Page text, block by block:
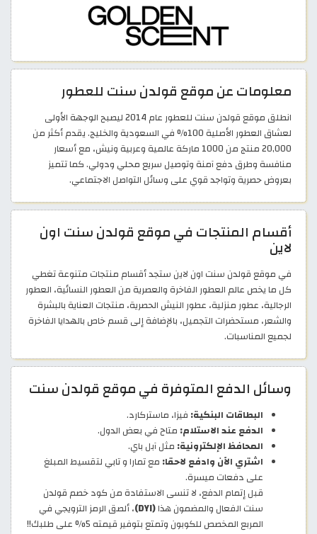
معلومات عن موقع قولدن سنت للعطور
انطلق موقع قولدن سنت للعطور عام 2014 ليصبح الوجهة الأولى
لعشاق العطور الأصلية 100% في السعودية والخليج. يقدم أكثر من
20,000 منتج من 1000 ماركة عالمية وعربية ونيش، مع أسعار
منافسة وطرق دفع آمنة وتوصيل سريع محلي ودولي. كما تتميز
بعروض حصرية وتواجد قوي على وسائل التواصل الاجتماعي.
أقسام المنتجات في موقع قولدن سنت اون
لاين
في موقع قولدن سنت اون لاين ستجد أقسام منتجات متنوعة تغطي
كل ما يخص عالم العطور الفاخرة والعصرية من العطور النسائية، العطور
الرجالية، عطور منزلية، عطور النيش الحصرية، منتجات العناية بالبشرة
والشعر، مستحضرات التجميل، بالإضافة إلى قسم خاص بالهدايا الفاخرة
لجميع المناسبات.
وسائل الدفع المتوفرة في موقع قولدن سنت
البطاقات البنكية: فيزا، ماستركارد.
الدفع عند الاستلام: متاح في بعض الدول.
المحافظ الإلكترونية: مثل آبل باي.
اشتري الآن وادفع لاحقا: مع تمارا و تابي لتقسيط المبلغ
على دفعات ميسرة.
قبل إتمام الدفع، لا تنسى الاستفادة من كود خصم قولدن
سنت الفعال والمضمون هذا(DYI)
، ألصق الرمز الترويجي في
المربع المخصص للكوبون وتمتع بتوفير قيمته 5% على طلبك!!